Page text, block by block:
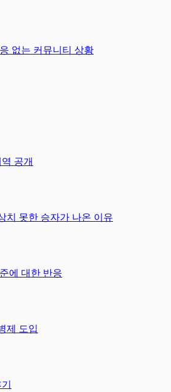
없는 커뮤니티 상황
공개
치 못한 승자가 나온 이유
에 대한 반응
제 도입